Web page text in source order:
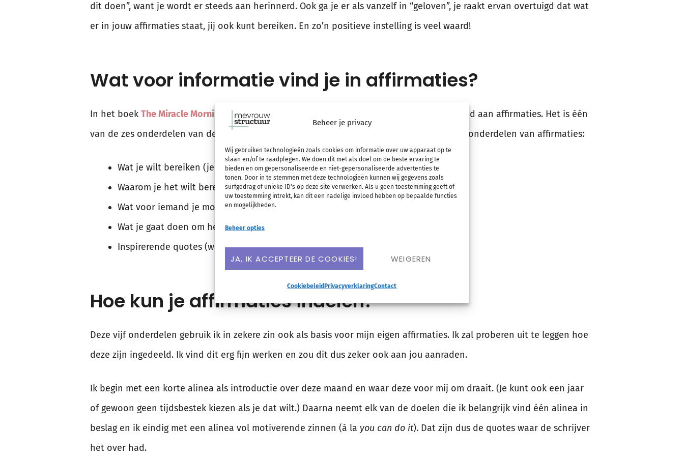
Beheer je privacy
Wij gebruiken technologieën zoals cookies om informatie over uw apparaat op te
slaan en/of te raadplegen. We doen dit met als doel om de beste ervaring te
bieden en om gepersonaliseerde en niet-gepersonaliseerde advertenties te
tonen. Door in te stemmen met deze technologieën kunnen wij gegevens zoals
surfgedrag of unieke ID's op deze site verwerken. Als u geen toestemming geeft of
uw toestemming intrekt, kan dit een nadelige invloed hebben op bepaalde functies
en mogelijkheden.
Beheer opties
JA, IK ACCEPTEER DE COOKIES! WEIGEREN
Cookiebeleid PrivacyverklaringContact
dit doen”, want je wordt er steeds aan herinnerd. Ook ga je er als vanzelf in “geloven”, je raakt ervan overtuigd dat wat
er in jouw affirmaties staat, jij ook kunt bereiken. En zo’n positieve instelling is veel waard!
Wat voor informatie vind je in affirmaties?
In het boek The Miracle Morning (leeshiermijn blog daarover) wordt ook aandacht besteed aan affirmaties. Het is één
van de zes onderdelen van de de Miracle Morning routine. Volgens de schrijver zijn er vijf onderdelen van affirmaties:
Wat je wilt bereiken (je doelen)
Waarom je het wilt bereiken (je motivatie)
Wat voor iemand je moet zijn om het te bereiken
Wat je gaat doen om het te bereiken (hoe)
Inspirerende quotes (want inspirerend)
Hoe kun je affirmaties indelen?
Deze vijf onderdelen gebruik ik in zekere zin ook als basis voor mijn eigen affirmaties. Ik zal proberen uit te leggen hoe
deze zijn ingedeeld. Ik vind dit erg fijn werken en zou dit dus zeker ook aan jou aanraden.
Ik begin met een korte alinea als introductie over deze maand en waar deze voor mij om draait. (Je kunt ook een jaar
of gewoon geen tijdsbestek kiezen als je dat wilt.) Daarna neemt elk van de doelen die ik belangrijk vind één alinea in
beslag en ik eindig met een alinea vol motiverende zinnen (à la you can do it). Dat zijn dus de quotes waar de schrijver
het over had.